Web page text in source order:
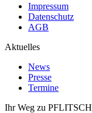
Impressum
Datenschutz
AGB
Aktuelles
News
Presse
Termine
Ihr Weg zu PFLITSCH